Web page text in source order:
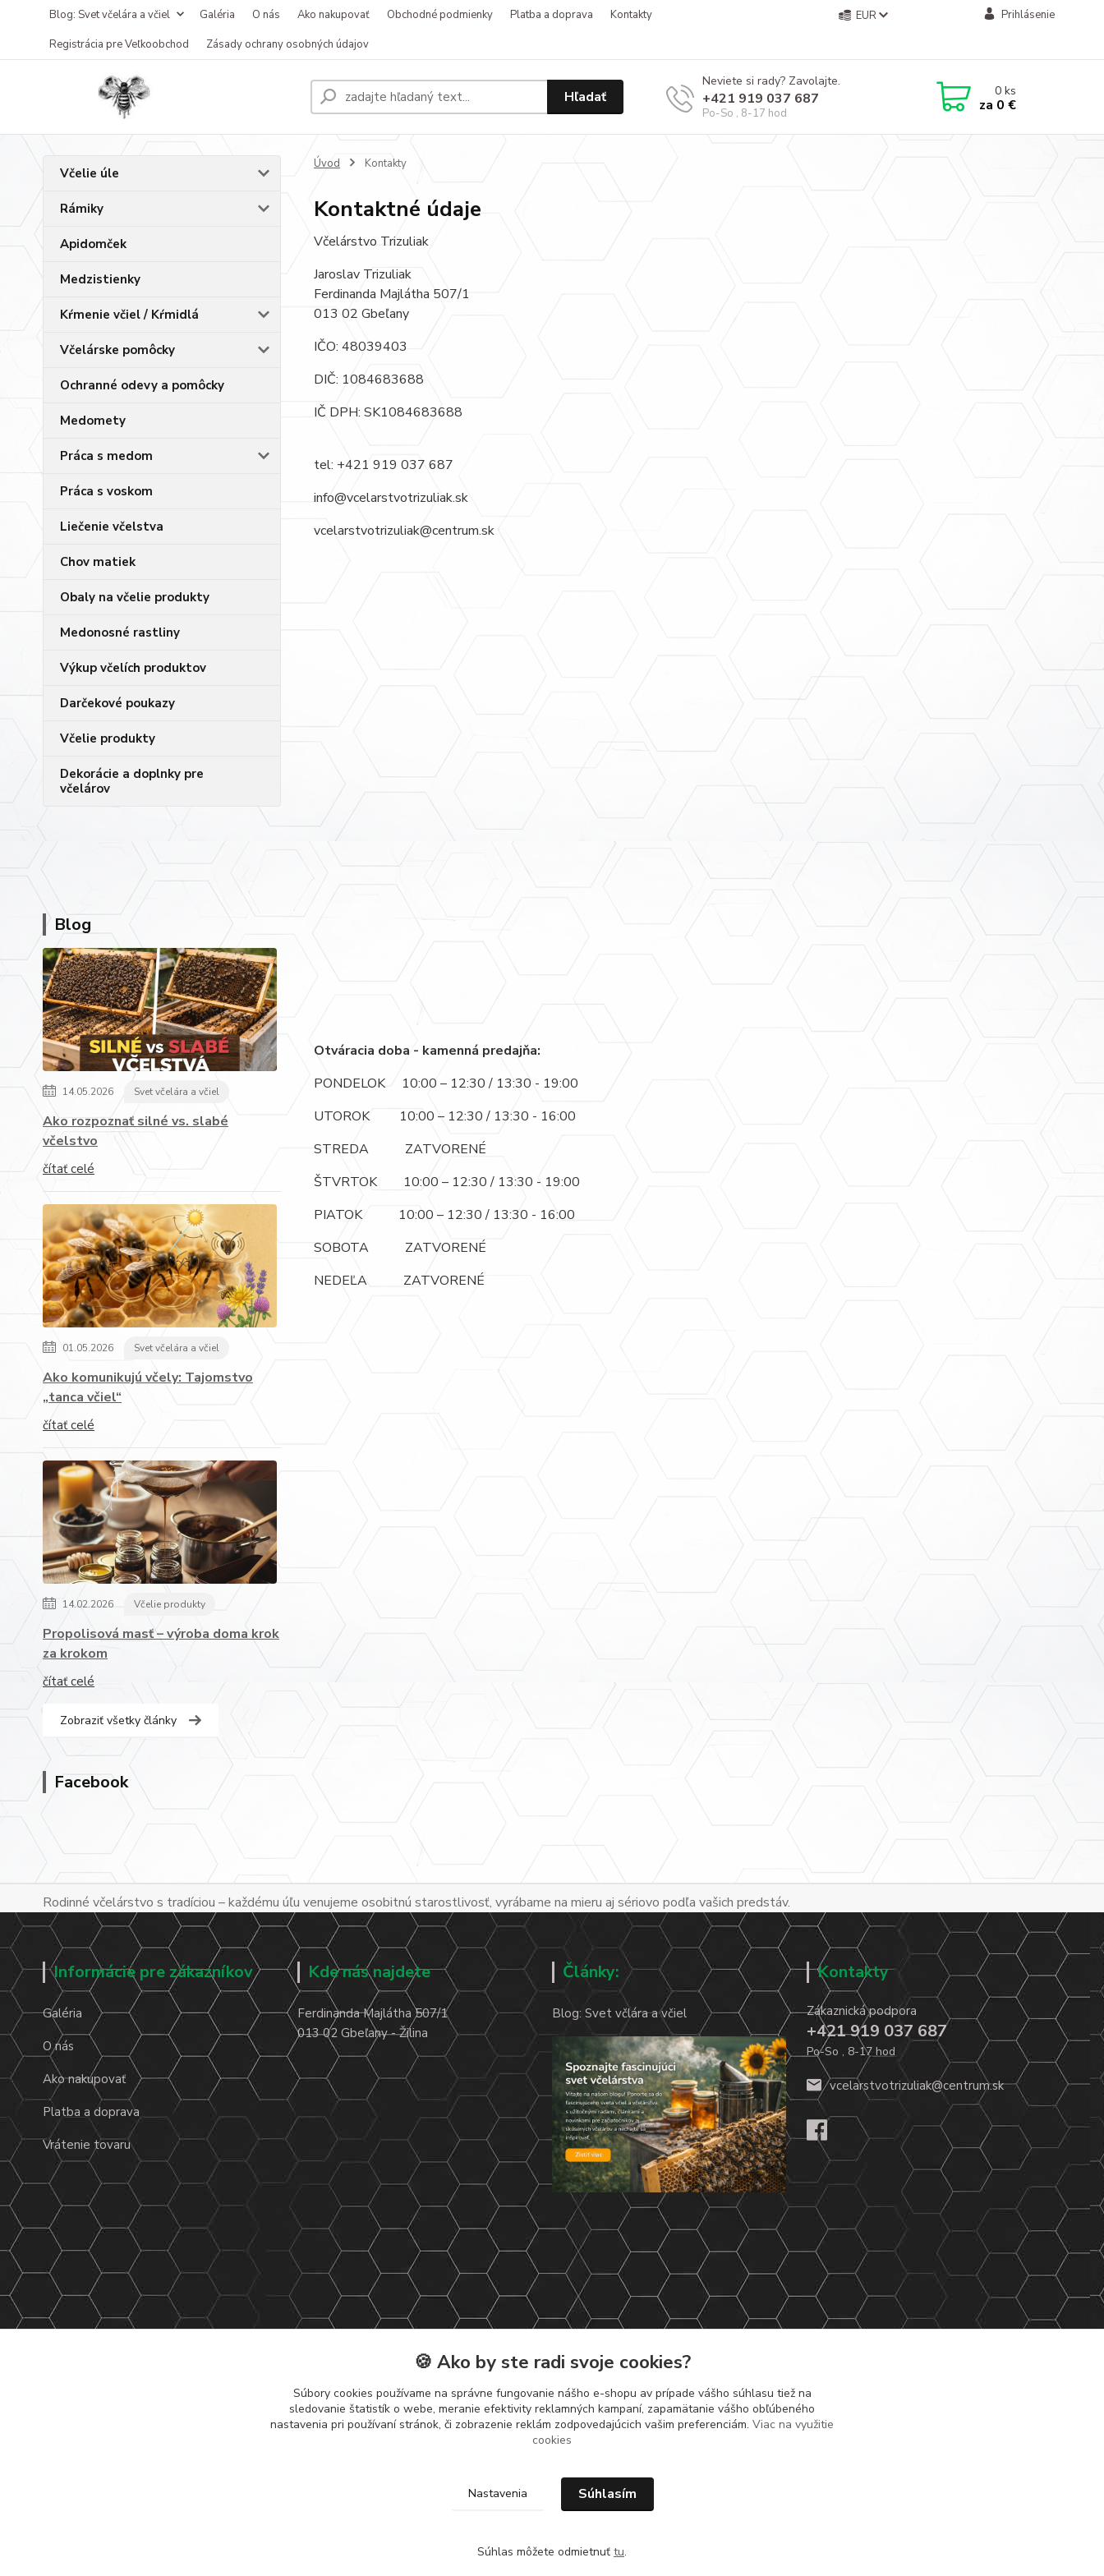
Blog: Svet včelára a včiel Galéria O nás Ako nakupovať Obchodné podmienky Platba a doprava
Kontakty
Registrácia pre Veľkoobchod
Zásady ochrany osobných údajov
EUR Prihlásenie
Hľadať
Neviete si rady? Zavolajte.
+421 919 037 687
Po-So , 8-17 hod
0ks
za 0 €
Včelie úle
Rámiky
Apidomček
Medzistienky
Kŕmenie včiel / Kŕmidlá
Včelárske pomôcky
Ochranné odevy a pomôcky
Medomety
Práca s medom
Práca s voskom
Liečenie včelstva
Chov matiek
Obaly na včelie produkty
Medonosné rastliny
Výkup včelích produktov
Darčekové poukazy
Včelie produkty
Dekorácie a doplnky pre
včelárov
Blog
14.05.2026 Svet včelára a včiel
Ako rozpoznať silné vs. slabé
včelstvo
čítať celé
01.05.2026 Svet včelára a včiel
Ako komunikujú včely: Tajomstvo
„tanca včiel“
čítať celé
14.02.2026 Včelie produkty
Propolisová masť – výroba doma krok
za krokom
čítať celé
Zobraziť všetky články
Facebook
Úvod Kontakty
Kontaktné údaje
Včelárstvo Trizuliak
Jaroslav Trizuliak
Ferdinanda Majlátha 507/1
013 02 Gbeľany
IČO: 48039403
DIČ: 1084683688
IČ DPH: SK1084683688
tel: +421 919 037 687
info@vcelarstvotrizuliak.sk
vcelarstvotrizuliak@centrum.sk
Otváracia doba - kamenná predajňa:
PONDELOK 10:00 – 12:30 / 13:30 - 19:00
UTOROK 10:00 – 12:30 / 13:30 - 16:00
STREDA ZATVORENÉ
ŠTVRTOK 10:00 – 12:30 / 13:30 - 19:00
PIATOK 10:00 – 12:30 / 13:30 - 16:00
SOBOTA ZATVORENÉ
NEDEĽA ZATVORENÉ
Rodinné včelárstvo s tradíciou – každému úľu venujeme osobitnú starostlivosť, vyrábame na mieru aj sériovo podľa vašich predstáv.
Informácie pre zákazníkov
Galéria
O nás
Ako nakupovať
Platba a doprava
Vrátenie tovaru
Kde nás najdete
Ferdinanda Majlátha 507/1
013 02 Gbeľany - Žilina
Články:
Blog: Svet včlára a včiel
Kontakty
Zákaznická podpora
+421 919 037 687
Po-So , 8-17 hod
vcelarstvotrizuliak@centrum.sk
🍪 Ako by ste radi svoje cookies?
Súbory cookies používame na správne fungovanie nášho e-shopu av prípade vášho súhlasu tiež na
sledovanie štatistík o webe, meranie efektivity reklamných kampaní, zapamätanie vášho obľúbeného
nastavenia pri používaní stránok, či zobrazenie reklám zodpovedajúcich vašim preferenciám. Viac na využitie
cookies
Nastavenia Súhlasím
Súhlas môžete odmietnuť tu.